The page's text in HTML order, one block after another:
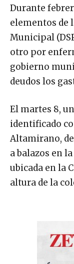
Durante
elementos de
Municipal
otro por
gobierno
deudos los
El martes 8,
identificado
Altamirano, de
a balazos en
ubicada en la
altura de la